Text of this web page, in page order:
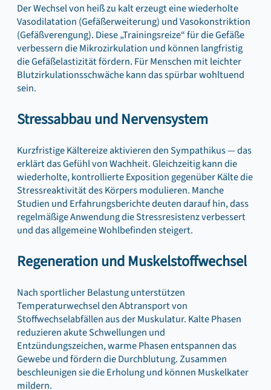
Der Wechsel von heiß zu kalt erzeugt eine wiederholte
Vasodilatation (Gefäßerweiterung) und Vasokonstriktion
(Gefäßverengung). Diese „Trainingsreize“ für die Gefäße
verbessern die Mikrozirkulation und können langfristig
die Gefäßelastizität fördern. Für Menschen mit leichter
Blutzirkulationsschwäche kann das spürbar wohltuend
sein.
Stressabbau und Nervensystem
Kurzfristige Kältereize aktivieren den Sympathikus — das
erklärt das Gefühl von Wachheit. Gleichzeitig kann die
wiederholte, kontrollierte Exposition gegenüber Kälte die
Stressreaktivität des Körpers modulieren. Manche
Studien und Erfahrungsberichte deuten darauf hin, dass
regelmäßige Anwendung die Stressresistenz verbessert
und das allgemeine Wohlbefinden steigert.
Regeneration und Muskelstoffwechsel
Nach sportlicher Belastung unterstützen
Temperaturwechsel den Abtransport von
Stoffwechselabfällen aus der Muskulatur. Kalte Phasen
reduzieren akute Schwellungen und
Entzündungszeichen, warme Phasen entspannen das
Gewebe und fördern die Durchblutung. Zusammen
beschleunigen sie die Erholung und können Muskelkater
mildern.